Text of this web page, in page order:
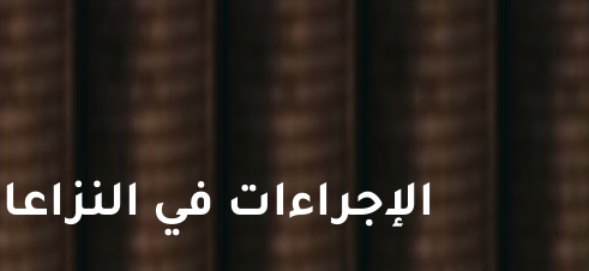
الإجراءات في